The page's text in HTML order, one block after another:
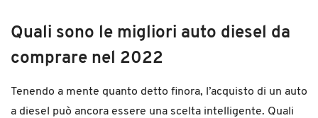
Quali sono le migliori auto diesel da
comprare nel 2022
Tenendo a mente quanto detto finora, l’acquisto di un auto
a diesel può ancora essere una scelta intelligente. Quali